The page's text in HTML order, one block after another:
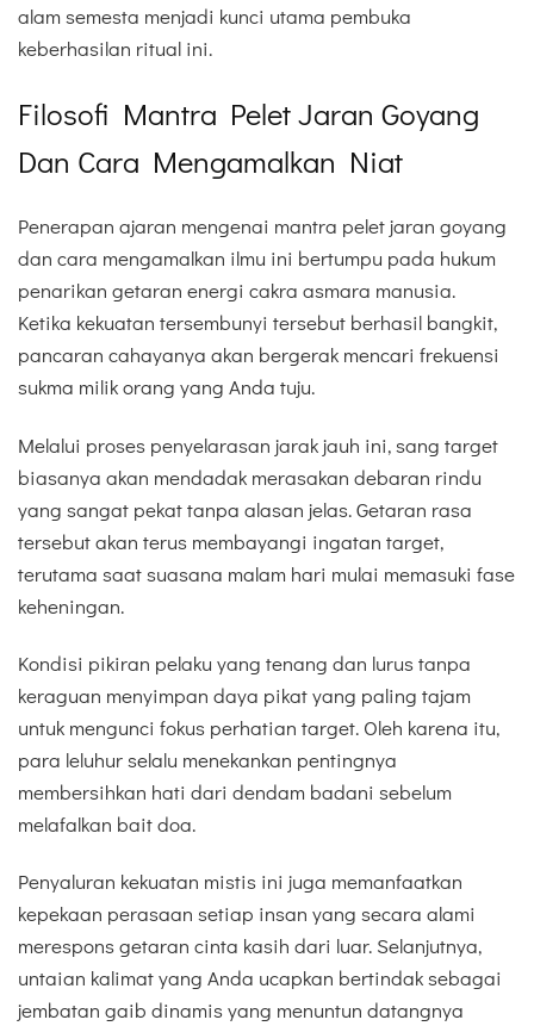
alam semesta menjadi kunci utama pembuka
keberhasilan ritual ini.
Filosofi Mantra Pelet Jaran Goyang
Dan Cara Mengamalkan Niat
Penerapan ajaran mengenai mantra pelet jaran goyang
dan cara mengamalkan ilmu ini bertumpu pada hukum
penarikan getaran energi cakra asmara manusia.
Ketika kekuatan tersembunyi tersebut berhasil bangkit,
pancaran cahayanya akan bergerak mencari frekuensi
sukma milik orang yang Anda tuju.
Melalui proses penyelarasan jarak jauh ini, sang target
biasanya akan mendadak merasakan debaran rindu
yang sangat pekat tanpa alasan jelas. Getaran rasa
tersebut akan terus membayangi ingatan target,
terutama saat suasana malam hari mulai memasuki fase
keheningan.
Kondisi pikiran pelaku yang tenang dan lurus tanpa
keraguan menyimpan daya pikat yang paling tajam
untuk mengunci fokus perhatian target. Oleh karena itu,
para leluhur selalu menekankan pentingnya
membersihkan hati dari dendam badani sebelum
melafalkan bait doa.
Penyaluran kekuatan mistis ini juga memanfaatkan
kepekaan perasaan setiap insan yang secara alami
merespons getaran cinta kasih dari luar. Selanjutnya,
untaian kalimat yang Anda ucapkan bertindak sebagai
jembatan gaib dinamis yang menuntun datangnya